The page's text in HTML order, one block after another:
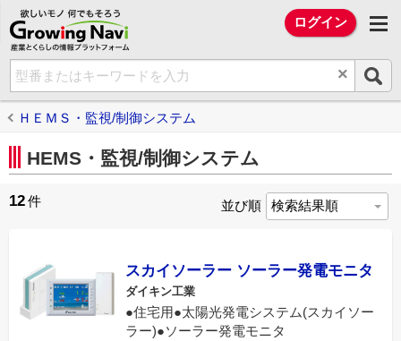
欲しいモノ 何でもそろう Growing Navi（
ログイン
×
ＨＥＭＳ・監視/制御システム
HEMS・監視/制御システム
12件 並び順
スカイソーラー ソーラー発電モニタ
ダイキン工業
●住宅用●太陽光発電システム(スカイソー
ラー)●ソーラー発電モニタ